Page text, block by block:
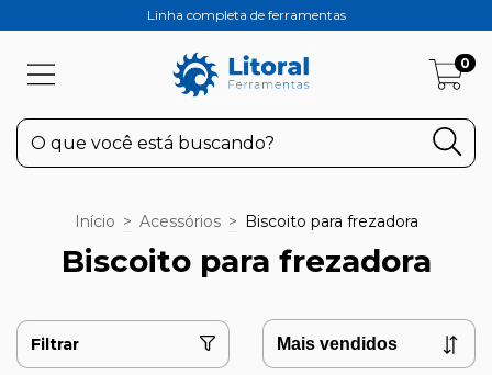
Linha completa de ferramentas
0
Início > Acessórios > Biscoito para frezadora
Biscoito para frezadora
Filtrar